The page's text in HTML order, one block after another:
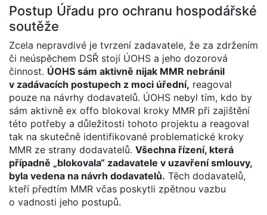
Postup Úřadu pro ochranu hospodářské
soutěže
Zcela nepravdivé je tvrzení zadavatele, že za zdržením
či neúspěchem DSŘ stojí ÚOHS a jeho dozorová
činnost. ÚOHS sám aktivně nijak MMR nebránil
v zadávacích postupech z moci úřední, reagoval
pouze na návrhy dodavatelů. ÚOHS nebyl tím, kdo by
sám aktivně ex offo blokoval kroky MMR při zajištění
této potřeby a důležitosti tohoto projektu a reagoval
tak na skutečně identifikované problematické kroky
MMR ze strany dodavatelů. Všechna řízení, která
případně „blokovala“ zadavatele v uzavření smlouvy,
byla vedena na návrh dodavatelů. Těch dodavatelů,
kteří předtím MMR včas poskytli zpětnou vazbu
o vadnosti jeho postupů.